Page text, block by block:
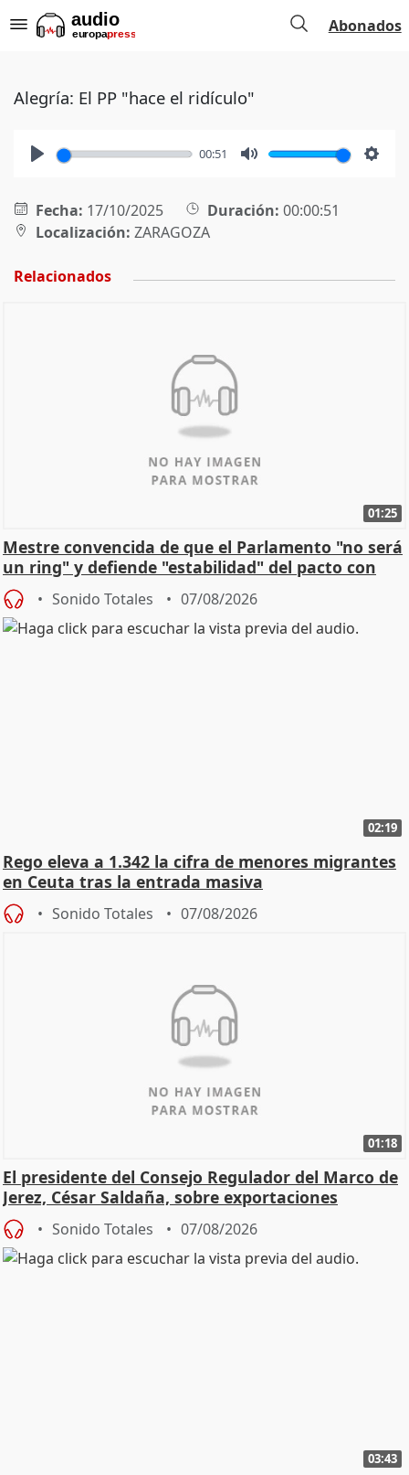
Abonados
Alegría: El PP "hace el ridículo"
00:51
Fecha: 17/10/2025 Duración: 00:00:51
Localización: ZARAGOZA
Relacionados
01:25
Mestre convencida de que el Parlamento "no será
un ring" y defiende "estabilidad" del pacto con
Vox
Sonido Totales 07/08/2026
02:19
Rego eleva a 1.342 la cifra de menores migrantes
en Ceuta tras la entrada masiva
Sonido Totales 07/08/2026
01:18
El presidente del Consejo Regulador del Marco de
Jerez, César Saldaña, sobre exportaciones
Sonido Totales 07/08/2026
03:43